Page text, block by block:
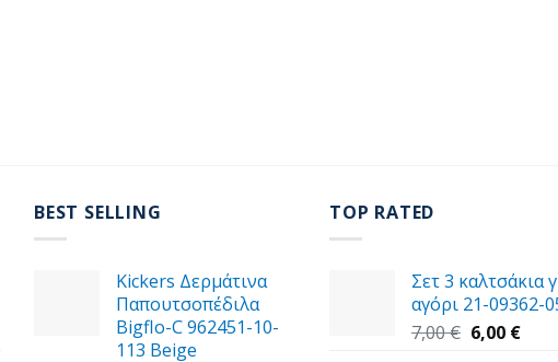
BEST SELLING
Kickers Δερμάτινα
Παπουτσοπέδιλα
Bigflo-C 962451-10-
113 Beige
TOP RATED
Σετ 3 καλτσάκια
αγόρι 21-09362-
7,00€ Original
6,00 €Η